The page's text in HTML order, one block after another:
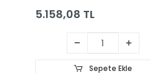
5.158,08 TL
Sepete Ekle